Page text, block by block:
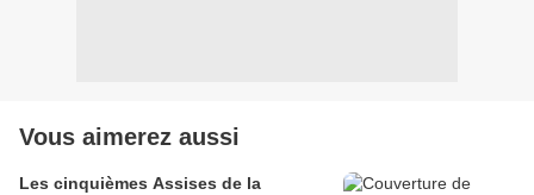
Vous aimerez aussi
Les cinquièmes Assises de la